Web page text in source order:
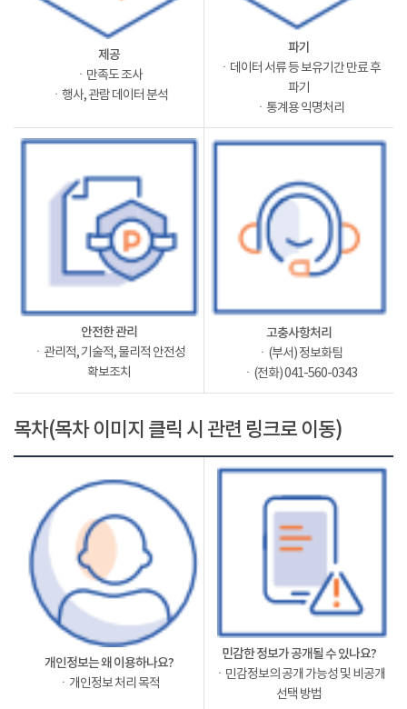
제공
ㆍ만족도 조사
ㆍ행사, 관람 데이터 분석
파기
ㆍ데이터 서류 등 보유기간 만료 후
파기
ㆍ통계용 익명처리
안전한 관리
ㆍ관리적, 기술적, 물리적 안전성
확보조치
고충사항처리
ㆍ(부서) 정보화팀
ㆍ(전화) 041-560-0343
목차(목차 이미지 클릭 시 관련 링크로 이동)
개인정보는 왜 이용하나요?
ㆍ개인정보 처리 목적
민감한 정보가 공개될 수 있나요?
ㆍ민감정보의 공개 가능성 및 비공개
선택 방법